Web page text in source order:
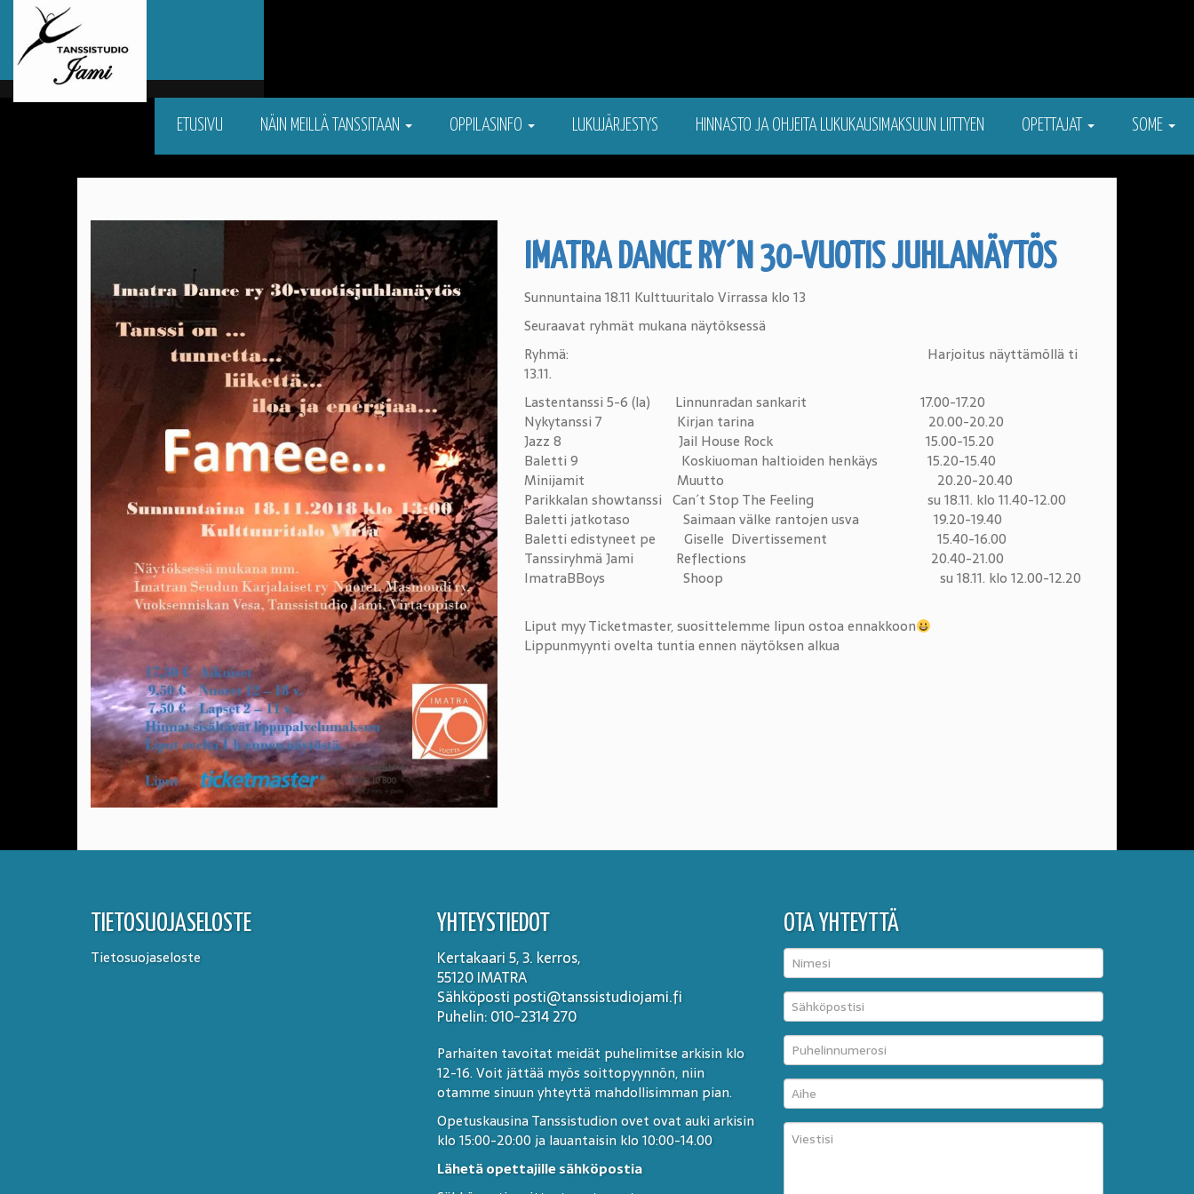
ETUSIVU NÄIN MEILLÄ TANSSITAAN OPPILASINFO LUKUJÄRJESTYS HINNASTO JA OHJEITA LUKUKAUSIMAKSUUN LIITTYEN OPETTAJAT SOME
IMATRA DANCE RY´N 30-VUOTIS JUHLANÄYTÖS
Sunnuntaina 18.11 Kulttuuritalo Virrassa klo 13
Seuraavat ryhmät mukana näytöksessä
Ryhmä: Harjoitus näyttämöllä ti
13.11.
Lastentanssi 5-6 (la) Linnunradan sankarit 17.00-17.20
Nykytanssi 7 Kirjan tarina 20.00-20.20
Jazz 8 Jail House Rock 15.00-15.20
Baletti 9 Koskiuoman haltioiden henkäys 15.20-15.40
Minijamit Muutto 20.20-20.40
Parikkalan showtanssi Can´t Stop The Feeling su 18.11. klo 11.40-12.00
Baletti jatkotaso Saimaan välke rantojen usva 19.20-19.40
Baletti edistyneet pe Giselle Divertissement 15.40-16.00
Tanssiryhmä Jami Reflections 20.40-21.00
ImatraBBoys Shoop su 18.11. klo 12.00-12.20
Liput myy Ticketmaster, suosittelemme lipun ostoa ennakkoon
Lippunmyynti ovelta tuntia ennen näytöksen alkua
TIETOSUOJASELOSTE
Tietosuojaseloste
YHTEYSTIEDOT
Kertakaari 5, 3. kerros,
55120 IMATRA
Sähköposti posti@tanssistudiojami.fi
Puhelin: 010-2314 270
Parhaiten tavoitat meidät puhelimitse arkisin klo
12-16. Voit jättää myös soittopyynnön, niin
otamme sinuun yhteyttä mahdollisimman pian.
Opetuskausina Tanssistudion ovet ovat auki arkisin
klo 15:00-20:00 ja lauantaisin klo 10:00-14.00
Lähetä opettajille sähköpostia
OTA YHTEYTTÄ